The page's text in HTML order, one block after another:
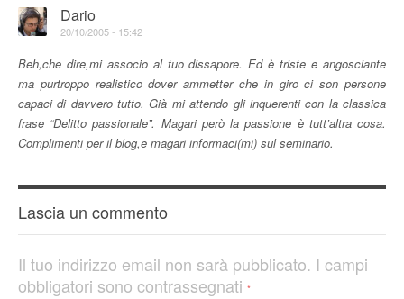
Dario
20/10/2005 - 15:42
Beh,che dire,mi associo al tuo dissapore. Ed è triste e angosciante
ma purtroppo realistico dover ammetter che in giro ci son persone
capaci di davvero tutto. Già mi attendo gli inquerenti con la classica
frase “Delitto passionale”. Magari però la passione è tutt’altra cosa.
Complimenti per il blog,e magari informaci(mi) sul seminario.
Lascia un commento
Il tuo indirizzo email non sarà pubblicato. I campi
obbligatori sono contrassegnati *